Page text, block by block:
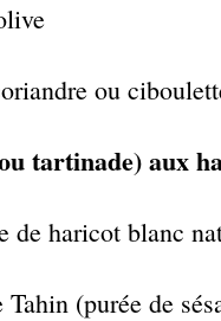
ou
tartinade) aux
de haricot blanc
Tahin (purée de